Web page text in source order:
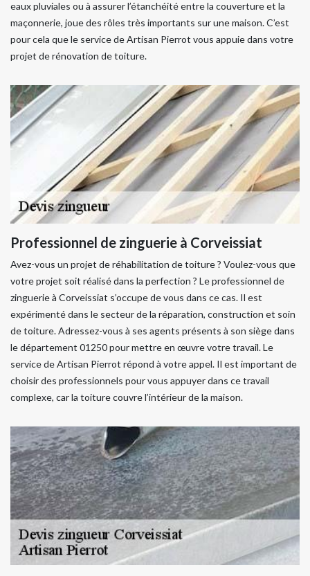
eaux pluviales ou à assurer l’étanchéité entre la couverture et la
maçonnerie, joue des rôles très importants sur une maison. C’est
pour cela que le service de Artisan Pierrot vous appuie dans votre
projet de rénovation de toiture.
Professionnel de zinguerie à Corveissiat
Avez-vous un projet de réhabilitation de toiture ? Voulez-vous que
votre projet soit réalisé dans la perfection ? Le professionnel de
zinguerie à Corveissiat s’occupe de vous dans ce cas. Il est
expérimenté dans le secteur de la réparation, construction et soin
de toiture. Adressez-vous à ses agents présents à son siège dans
le département 01250 pour mettre en œuvre votre travail. Le
service de Artisan Pierrot répond à votre appel. Il est important de
choisir des professionnels pour vous appuyer dans ce travail
complexe, car la toiture couvre l’intérieur de la maison.